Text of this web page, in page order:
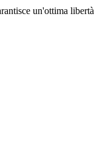
un'ottima libertà